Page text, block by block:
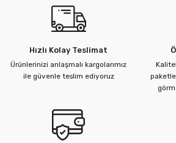
Görüş ve önerileriniz için teşekkür ederiz.
Ürün açıklamasında eksik bilgiler bulunuyor.
Ürün bilgilerinde hatalar bulunuyor.
Ürün fiyatı diğer sitelerden daha pahalı.
Bu ürüne benzer farklı alternatifler olmalı.
Hızlı Kolay Teslimat
Ürünlerinizi anlaşmalı kargolarımız
ile güvenle teslim ediyoruz